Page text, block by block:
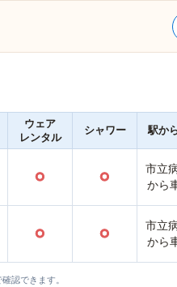
ウェア
レンタル
シャワー 駅か
○ ○
市立
から
○ ○
市立
から
認できます。